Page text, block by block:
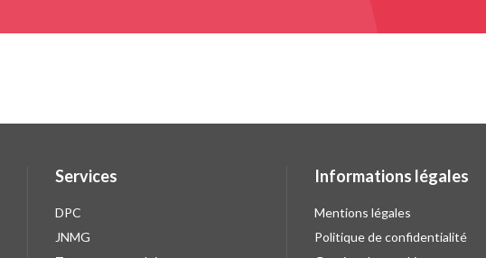
Services
DPC
JNMG
Informations légales
Mentions légales
Politique de confidentialité